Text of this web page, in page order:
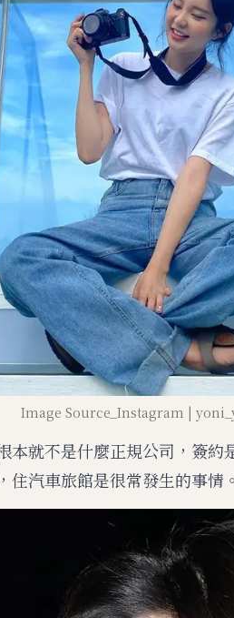
Image Source_Instagram |
本就不是什麼正規公司，簽
汽車旅館是很常發生的事情